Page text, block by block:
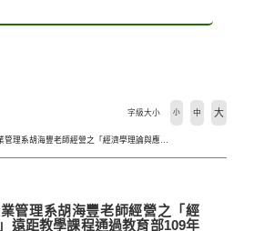
恭喜本校國際企業管理系胡海豐老師經營之「經濟學理論與應用」遠距教學課程通過教育部109年度第1梯次數位學習課程認證。
字級大小 小 中 大
管理系胡海豐老師經營之「經
遠距教學課程通過教育部109年